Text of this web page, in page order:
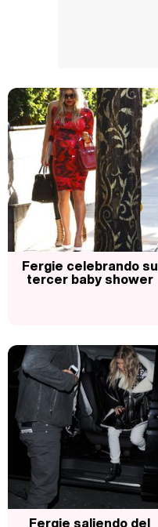
Fergie celebrando su
tercer baby shower
Fergie saliendo del